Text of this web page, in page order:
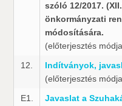
szóló 12/2017.
önkormányzati
módosítására.
(előterjesztés
12.
Indítványok,
(előterjesztés
E1.
Javaslat a